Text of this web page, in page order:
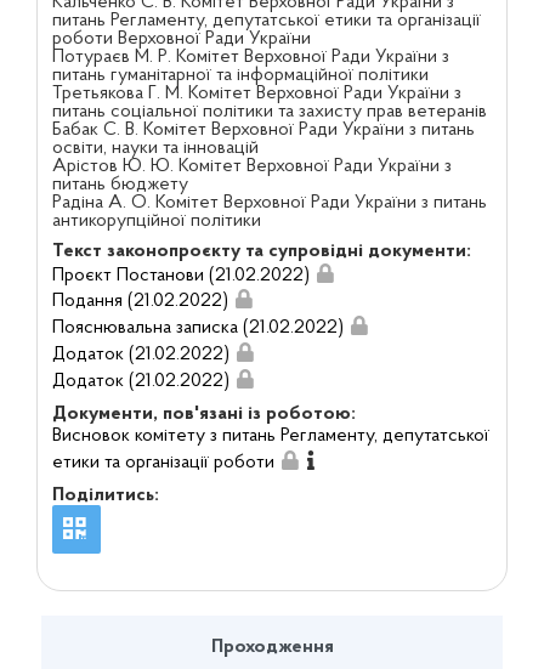
питань Регламенту, депутатської етики та організації
роботи Верховної Ради України
Потураєв М. Р. Комітет Верховної Ради України з
питань гуманітарної та інформаційної політики
Третьякова Г. М. Комітет Верховної Ради України з
питань соціальної політики та захисту прав ветеранів
Бабак С. В. Комітет Верховної Ради України з питань
освіти, науки та інновацій
Арістов Ю. Ю. Комітет Верховної Ради України з
питань бюджету
Радіна А. О. Комітет Верховної Ради України з питань
антикорупційної політики
Текст законопроєкту та супровідні документи:
Проєкт Постанови (21.02.2022)
Подання (21.02.2022)
Пояснювальна записка (21.02.2022)
Додаток (21.02.2022)
Додаток (21.02.2022)
Документи, пов'язані із роботою:
Висновок комітету з питань Регламенту, депутатської
етики та організації роботи
Поділитись:
Проходження